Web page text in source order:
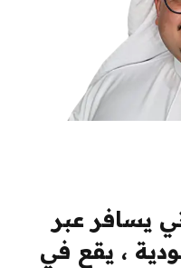
يسافر عبر
، يقع في